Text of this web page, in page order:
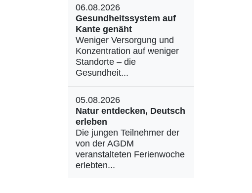
06.08.2026
Gesundheitssystem auf
Kante genäht
Weniger Versorgung und
Konzentration auf weniger
Standorte – die
Gesundheit...
05.08.2026
Natur entdecken, Deutsch
erleben
Die jungen Teilnehmer der
von der AGDM
veranstalteten Ferienwoche
erlebten...